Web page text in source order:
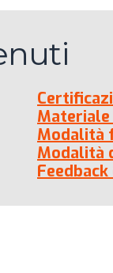
Modalità
Modalità